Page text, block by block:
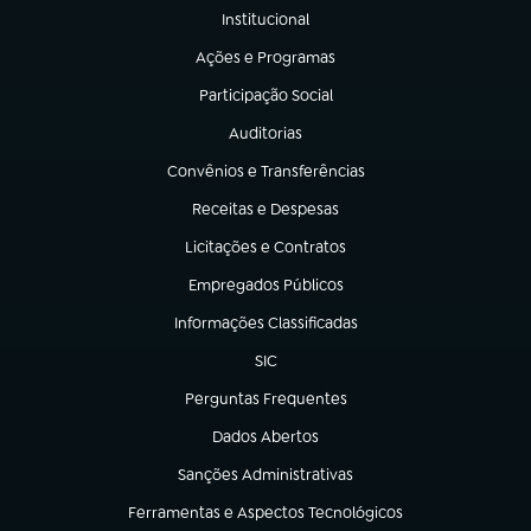
Institucional
(abre em nova aba)
Ações e Programas
(abre em nova aba)
Participação Social
(abre em nova aba)
Auditorias
(abre em nova aba)
Convênios e Transferências
(abre em nova aba)
Receitas e Despesas
(abre em nova aba)
Licitações e Contratos
(abre em nova aba)
Empregados Públicos
(abre em nova aba)
Informações Classificadas
(abre em nova aba)
SIC
(abre em nova aba)
Perguntas Frequentes
(abre em nova aba)
Dados Abertos
(abre em nova aba)
Sanções Administrativas
(abre em nova aba)
Ferramentas e Aspectos Tecnológicos
(abre em nova aba)